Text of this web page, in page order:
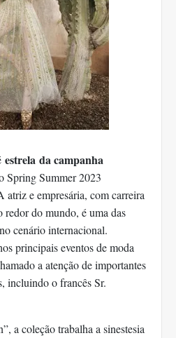
estrela da campanha
Spring Summer 2023
atriz e empresária, com carreira
redor do mundo, é uma das
cenário internacional.
principais eventos de moda
a atenção de importantes
incluindo o francês Sr.
a coleção trabalha a sinestesia